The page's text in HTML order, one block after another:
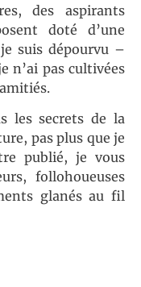
des aspirants
doté d’une
suis dépourvu –
n’ai pas cultivées
les secrets de la
pas plus que je
publié, je vous
follohoueuses
glanés au fil